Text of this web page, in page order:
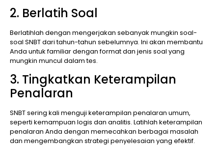
2. Berlatih Soal
Berlatihlah dengan mengerjakan sebanyak mungkin soal-
soal SNBT dari tahun-tahun sebelumnya. Ini akan membantu
Anda untuk familiar dengan format dan jenis soal yang
mungkin muncul dalam tes.
3. Tingkatkan Keterampilan
Penalaran
SNBT sering kali menguji keterampilan penalaran umum,
seperti kemampuan logis dan analitis. Latihlah keterampilan
penalaran Anda dengan memecahkan berbagai masalah
dan mengembangkan strategi penyelesaian yang efektif.